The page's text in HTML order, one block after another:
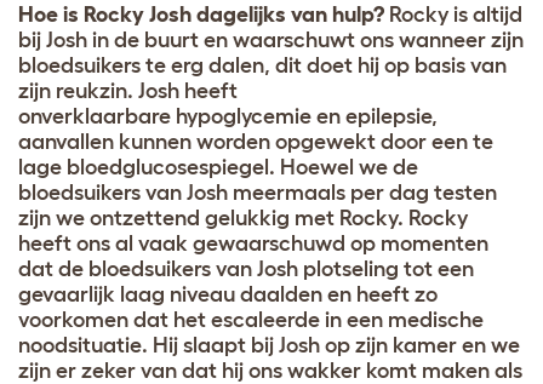
Hoe is Rocky Josh dagelijks van hulp? Rocky is altijd
bij Josh in de buurt en waarschuwt ons wanneer zijn
bloedsuikers te erg dalen, dit doet hij op basis van
zijn reukzin. Josh heeft
onverklaarbare hypoglycemie en epilepsie,
aanvallen kunnen worden opgewekt door een te
lage bloedglucosespiegel. Hoewel we de
bloedsuikers van Josh meermaals per dag testen
zijn we ontzettend gelukkig met Rocky. Rocky
heeft ons al vaak gewaarschuwd op momenten
dat de bloedsuikers van Josh plotseling tot een
gevaarlijk laag niveau daalden en heeft zo
voorkomen dat het escaleerde in een medische
noodsituatie. Hij slaapt bij Josh op zijn kamer en we
zijn er zeker van dat hij ons wakker komt maken als